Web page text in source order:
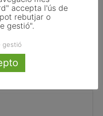
de la Llei d’IA que
accepta l'ús de
rebutjar o
gestió".
gestió